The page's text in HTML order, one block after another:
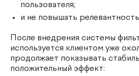
пользователя;
и не повышать
После внедрения системы
используется клиентом уже
продолжает показывать
положительный эффект: